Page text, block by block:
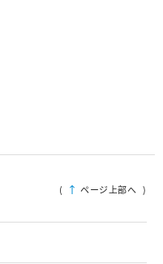
( ページ上部へ )